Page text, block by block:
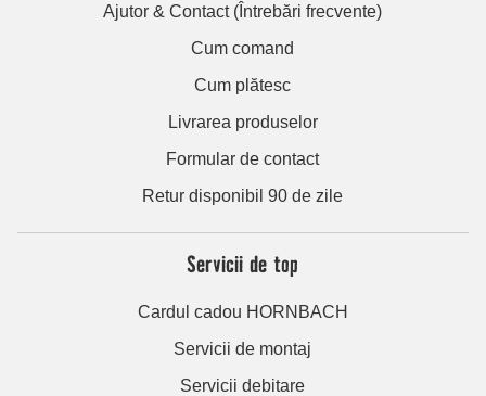
Ajutor & Contact (Întrebări frecvente)
Cum comand
Cum plătesc
Livrarea produselor
Formular de contact
Retur disponibil 90 de zile
Servicii de top
Cardul cadou HORNBACH
Servicii de montaj
Servicii debitare